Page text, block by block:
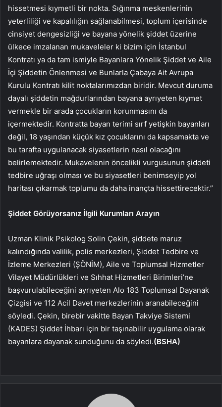
hissetmesi kıymetli bir nokta. Sığınma meskenlerinin
yeterliliği ve kapalılığın sağlanabilmesi, toplum içerisinde
cinsiyet dengesizliği ve bayana yönelik şiddet üzerine
ülkece imzalanan mukaveleler ki bizim için İstanbul
Kontratı ya da tam ismiyle Bayanlara Yönelik Şiddet ve Aile
İçi Şiddetin Önlenmesi ve Bunlarla Çabaya Ait Avrupa
Kurulu Kontratı kilit noktalarımızdan biridir. Mevcut duruma
dayalı şiddetin mağdurlarından bayana ayrıyeten kıymet
vermekle bir arada çocukların korunmasını da
içermektedir. Kontratta bayan terimi sırf yetişkin bayanları
değil, 18 yaşından küçük kız çocuklarını da kapsamakta ve
bu tarafta uygulanacak siyasetlerin nasıl olacağını
belirlemektedir. Mukavelenin öncelikli vurgusunun şiddeti
tedbire uğraşı olması ve bu siyasetleri benimseyip yol
haritası çıkarmak toplumu da daha inançta hissettirecektir.”
Şiddet Görüyorsanız İlgili Kurumları Arayın
Uzman Klinik Psikolog Solin Çekin, şiddete maruz
kalındığında valilik, polis merkezleri, Şiddet Tedbire ve
İzleme Merkezleri (ŞÖNİM), Aile ve Toplumsal Hizmetler
Vilayet Müdürlükleri ve Sıhhat Hizmetleri Birimleri’ne
başvurulabileceğini ayrıyeten Alo 183 Toplumsal Dayanak
Çizgisi ve 112 Acil Davet merkezlerinin aranabileceğini
söyledi. Çekin, birebir vakitte Bayan Takviye Sistemi
(KADES) Şiddet İhbarı için bir taşınabilir uygulama olarak
bayanlara dayanak sunduğunu da söyledi.(BSHA)